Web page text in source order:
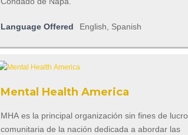
Language Offered English, Spanish
Mental Health America
MHA es la principal organización sin fines de lucro
comunitaria de la nación dedicada a abordar las